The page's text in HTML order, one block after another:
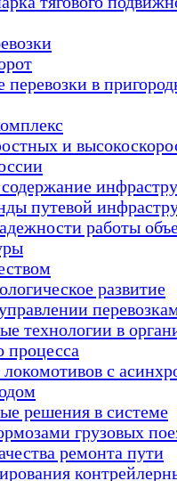
перевозки в
и
путевой
работы
развитие
технологии в
процесса
локомотивов с
решения в системе
грузовых
ремонта пути